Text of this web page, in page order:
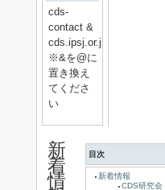
cds-
contact &
cds.ipsj.or.jp
※&を@に
置き換え
てくださ
い
目次
新着情報
CDS研究会
新
着
情